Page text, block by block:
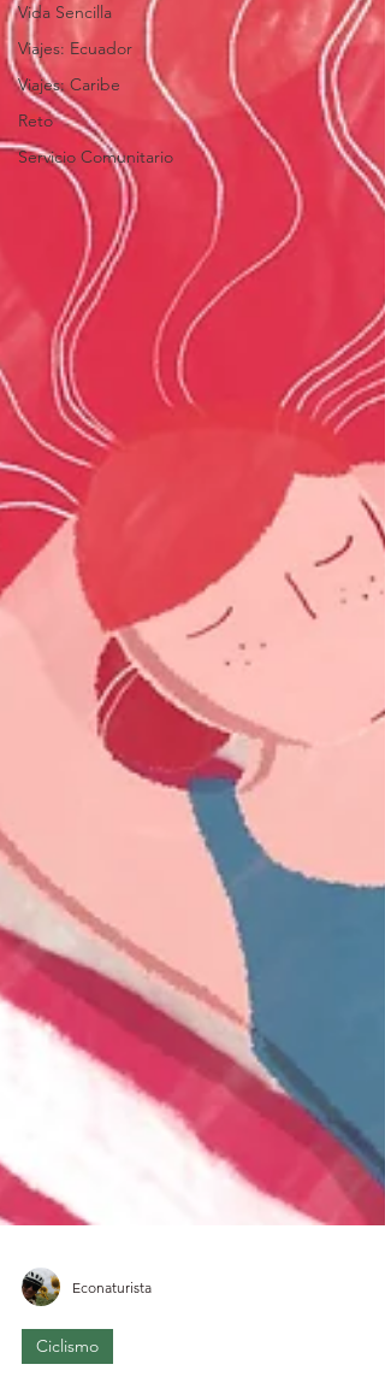
Vida Sencilla
Viajes: Ecuador
Viajes: Caribe
Reto
Servicio Comunitario
Econaturista